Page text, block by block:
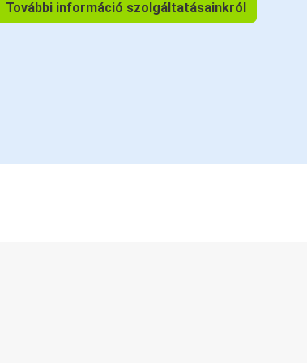
További információ szolgáltatásainkról